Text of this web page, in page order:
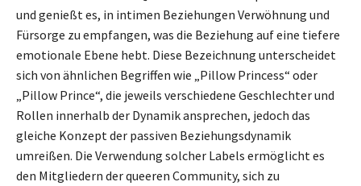
und genießt es, in intimen Beziehungen Verwöhnung und
Fürsorge zu empfangen, was die Beziehung auf eine tiefere
emotionale Ebene hebt. Diese Bezeichnung unterscheidet
sich von ähnlichen Begriffen wie „Pillow Princess“ oder
„Pillow Prince“, die jeweils verschiedene Geschlechter und
Rollen innerhalb der Dynamik ansprechen, jedoch das
gleiche Konzept der passiven Beziehungsdynamik
umreißen. Die Verwendung solcher Labels ermöglicht es
den Mitgliedern der queeren Community, sich zu